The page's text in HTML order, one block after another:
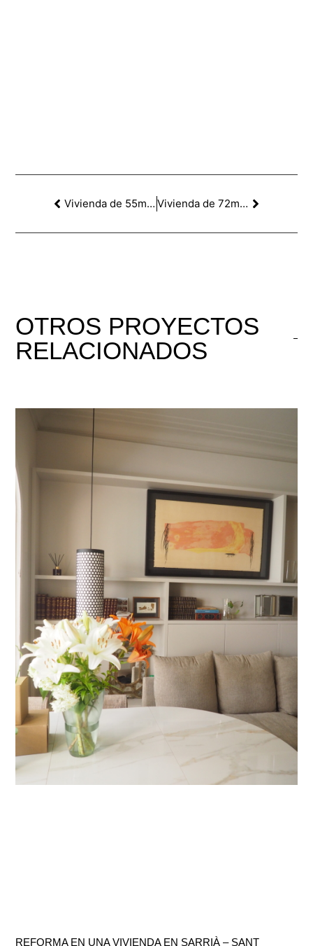
Vivienda de 55m2 en c/ Ausiàs March, Eixample. Barcelona Vivienda de 72m2 en Pg de Garcia Fària, Poble Nou. Barcelona
OTROS PROYECTOS
RELACIONADOS
REFORMA EN UNA VIVIENDA EN SARRIÀ – SANT